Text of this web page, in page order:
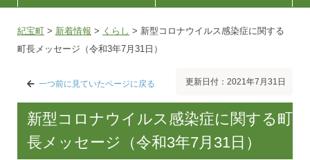
紀宝町 > 新着情報 > くらし > 新型コロナウイルス感染症に関する
町長メッセージ（令和3年7月31日）
一つ前に見ていたページに戻る 更新日付：2021年7月31日
新型コロナウイルス感染症に関する町
長メッセージ（令和3年7月31日）